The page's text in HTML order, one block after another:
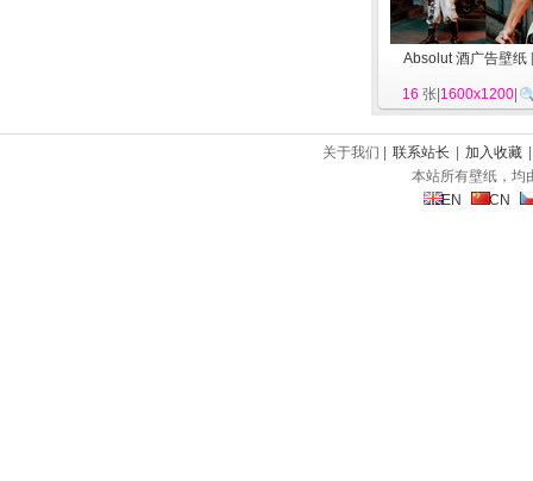
Absolut 酒广告壁纸
16 张| 1600x1200
关于我们 | 联系站长 加入收藏
本站所有壁纸，均
EN
CN